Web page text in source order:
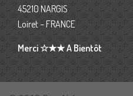
45210 NARGIS
Loiret – FRANCE
Merci ☆★★ A Bientôt